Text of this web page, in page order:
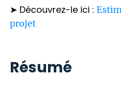
➤ Découvrez-le ici :
projet
Résumé